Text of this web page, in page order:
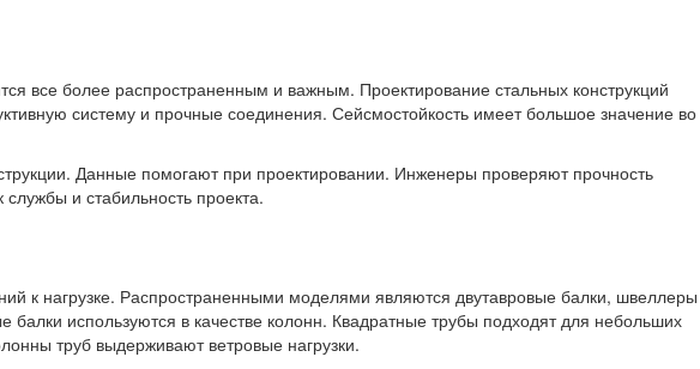
все более распространенным и важным. Проектирование стальных конструкций
систему и прочные соединения. Сейсмостойкость имеет большое значение во
Данные помогают при проектировании. Инженеры проверяют прочность
и стабильность проекта.
к нагрузке. Распространенными моделями являются двутавровые балки, швеллеры
используются в качестве колонн. Квадратные трубы подходят для небольших
труб выдерживают ветровые нагрузки.